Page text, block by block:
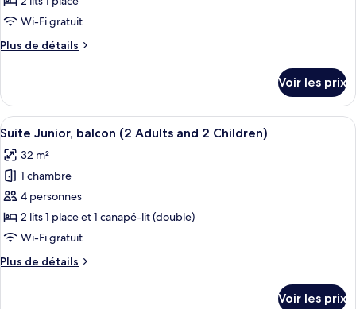
Adults
Only)
type
chambre :
balcon
(2
Adults)
Wi-Fi gratuit
Plus de détails
Plus
le
type
de
Suite
Junior,
(2
Adults)
Voir les prix
Afficher
toutes
les
photos
pour
ce
type
chambre :
Un balcon avec deux chaises en fil
9
Suite Junior, balcon (2 Adults and 2 Children)
32 m²
1 chambre
4 personnes
2 lits 1 place et 1 canapé-lit (double)
Wi-Fi gratuit
Plus de détails
Plus
Voir les prix